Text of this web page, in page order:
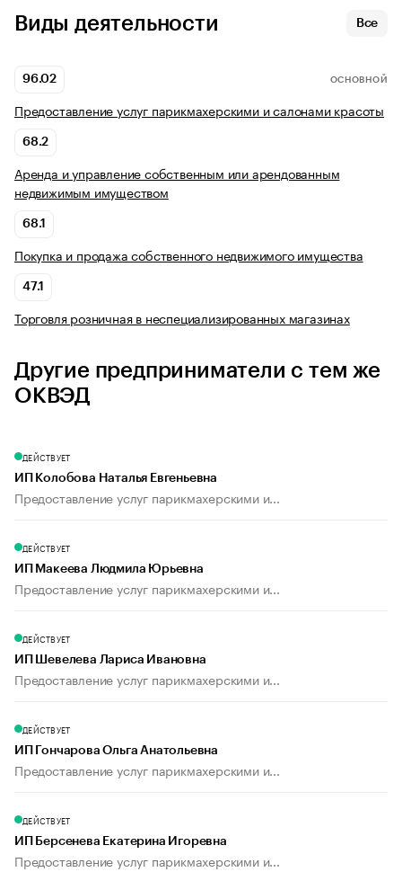
Виды деятельности Все
96.02 ОСНОВНОЙ
Предоставление услуг парикмахерскими и салонами красоты
68.2
Аренда и управление собственным или арендованным
недвижимым имуществом
68.1
Покупка и продажа собственного недвижимого имущества
47.1
Торговля розничная в неспециализированных магазинах
Другие предприниматели с тем же
ОКВЭД
ДЕЙСТВУЕТ
ИП Колобова Наталья Евгеньевна
Предоставление услуг парикмахерскими и...
ДЕЙСТВУЕТ
ИП Макеева Людмила Юрьевна
Предоставление услуг парикмахерскими и...
ДЕЙСТВУЕТ
ИП Шевелева Лариса Ивановна
Предоставление услуг парикмахерскими и...
ДЕЙСТВУЕТ
ИП Гончарова Ольга Анатольевна
Предоставление услуг парикмахерскими и...
ДЕЙСТВУЕТ
ИП Берсенева Екатерина Игоревна
Предоставление услуг парикмахерскими и...